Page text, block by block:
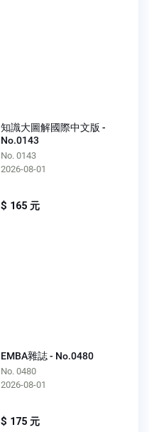
知識大圖解國際中文版 -
No.0143
No. 0143
2026-08-01
$ 165 元
EMBA雜誌 - No.0480
No. 0480
2026-08-01
$ 175 元